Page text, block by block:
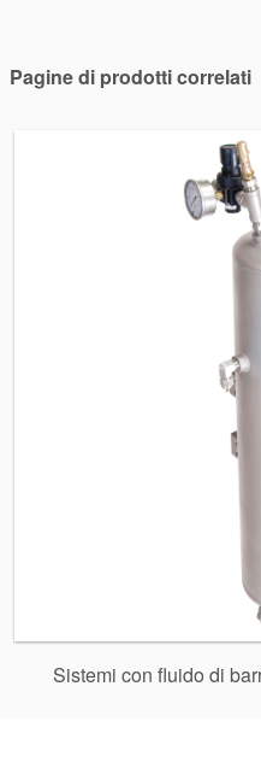
Accademia
brochure
Pagine di prodotti correlati
Sistemi con fluido di